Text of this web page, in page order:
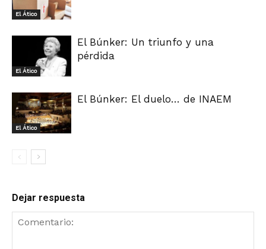
El Ático
El Ático
El Búnker: Un triunfo y una
pérdida
El Ático
El Búnker: El duelo… de INAEM
Dejar respuesta